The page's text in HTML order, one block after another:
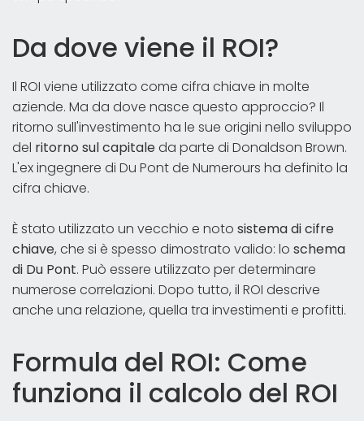
Da dove viene il ROI?
Il ROI viene utilizzato come cifra chiave in molte
aziende. Ma da dove nasce questo approccio? Il
ritorno sull'investimento ha le sue origini nello sviluppo
del ritorno sul capitaleda parte di Donaldson Brown.
L'ex ingegnere di Du Pont de Numerours ha definito la
cifra chiave.
È stato utilizzato un vecchio e noto sistema di cifre
chiave, che si è spesso dimostrato valido: lo schema
di Du Pont. Può essere utilizzato per determinare
numerose correlazioni. Dopo tutto, il ROI descrive
anche una relazione, quella tra investimenti e profitti.
Formula del ROI: Come
funziona il calcolo del ROI